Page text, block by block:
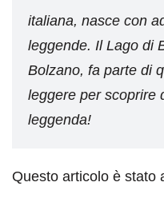
italiana, nasce con
leggende. Il Lago di
Bolzano, fa parte di
leggere per scoprire
leggenda!
Questo articolo è stato